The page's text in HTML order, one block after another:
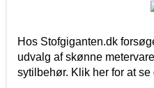
Hos Stofgiganten.dk
udvalg af skønne
sytilbehør. Klik her for at se